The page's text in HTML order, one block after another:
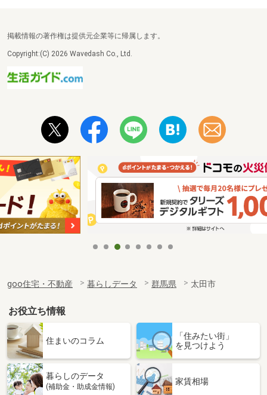
掲載情報の著作権は提供元企業等に帰属します。
Copyright:(C) 2026 Wavedash Co., Ltd.
goo住宅・不動産 暮らしデータ 群馬県 太田市
お役立ち情報
住まいのコラム
「住みたい街」
を見つけよう
暮らしのデータ
(補助金・助成金情報)
家賃相場